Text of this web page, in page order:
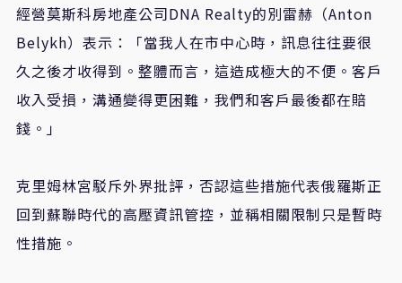
經營莫斯科房地產公司DNA Realty的別雷赫（Anton
Belykh）表示：「當我人在市中心時，訊息往往要很
久之後才收得到。整體而言，這造成極大的不便。客戶
收入受損，溝通變得更困難，我們和客戶最後都在賠
錢。」
克里姆林宮駁斥外界批評，否認這些措施代表俄羅斯正
回到蘇聯時代的高壓資訊管控，並稱相關限制只是暫時
性措施。